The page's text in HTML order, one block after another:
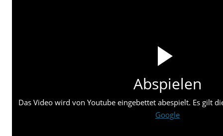
Abspielen
Das Video wird von Youtube eingebettet abespielt. Es gilt
Google